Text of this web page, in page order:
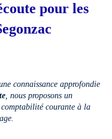
pour les
connaissance approfondie
, nous proposons un
courante à la